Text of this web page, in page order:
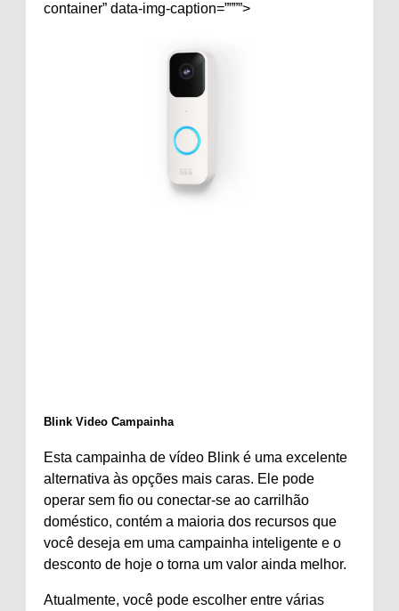
container” data-img-caption=””””>
Blink Video Campainha
Esta campainha de vídeo Blink é uma excelente
alternativa às opções mais caras. Ele pode
operar sem fio ou conectar-se ao carrilhão
doméstico, contém a maioria dos recursos que
você deseja em uma campainha inteligente e o
desconto de hoje o torna um valor ainda melhor.
Atualmente, você pode escolher entre várias